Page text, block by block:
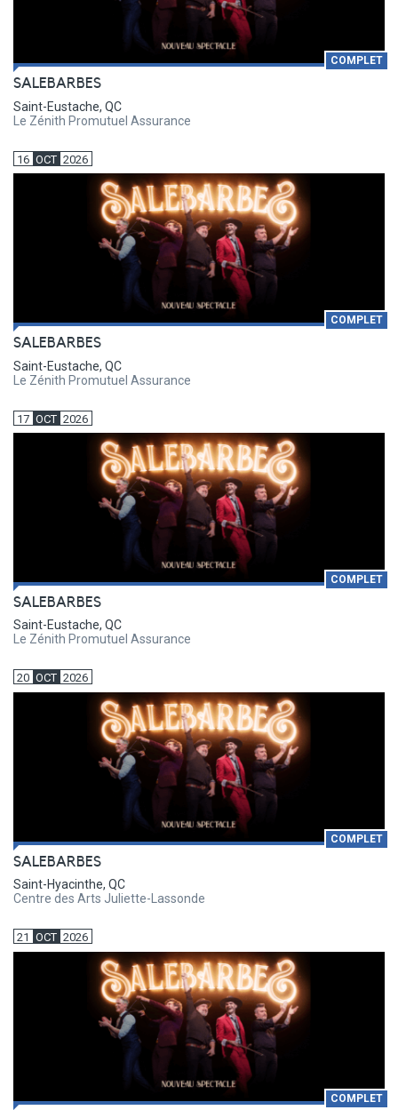
COMPLET
SALEBARBES
Saint-Eustache, QC
Le Zénith Promutuel Assurance
16 OCT 2026
COMPLET
SALEBARBES
Saint-Eustache, QC
Le Zénith Promutuel Assurance
17 OCT 2026
COMPLET
SALEBARBES
Saint-Eustache, QC
Le Zénith Promutuel Assurance
20 OCT 2026
COMPLET
SALEBARBES
Saint-Hyacinthe, QC
Centre des Arts Juliette-Lassonde
21 OCT 2026
COMPLET